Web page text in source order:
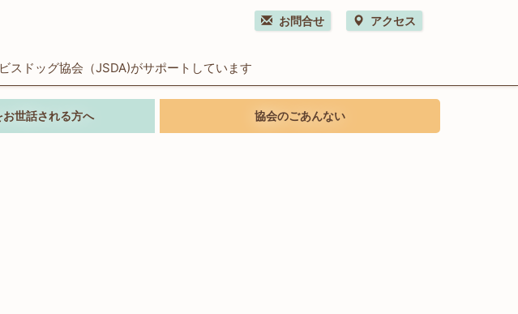
お問合せ アクセス
ドッグ協会（JSDA)がサポートしています
世話される方へ 協会のごあんない